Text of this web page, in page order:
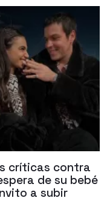
críticas contra
de su bebé
a subir